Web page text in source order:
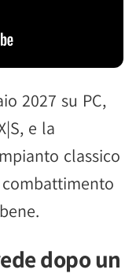
2027 su PC,
e la
classico
dopo un